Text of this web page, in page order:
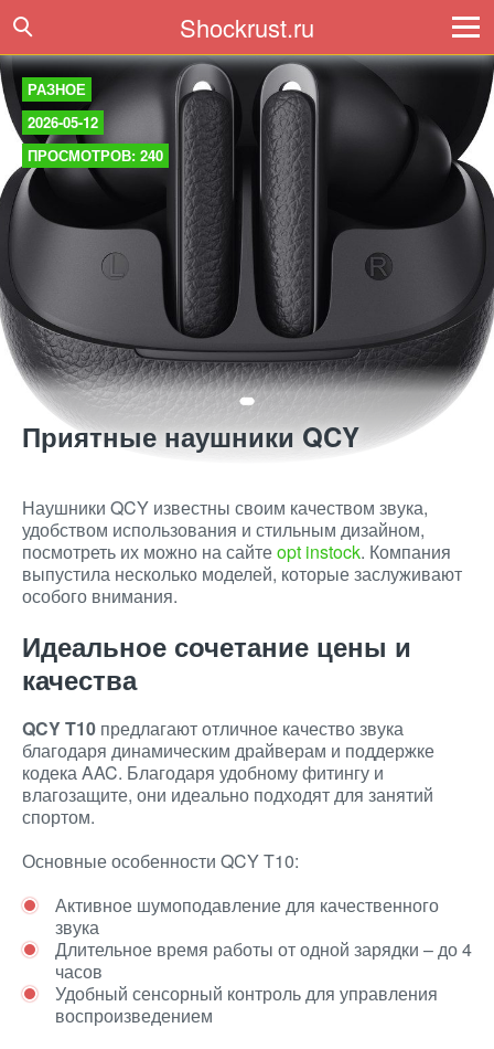
Shockrust.ru
РАЗНОЕ
2026-05-12
ПРОСМОТРОВ: 240
Приятные наушники QCY
Наушники QCY известны своим качеством звука,
удобством использования и стильным дизайном,
посмотреть их можно на сайтеopt instock. Компания
выпустила несколько моделей, которые заслуживают
особого внимания.
Идеальное сочетание цены и
качества
QCY T10 предлагают отличное качество звука
благодаря динамическим драйверам и поддержке
кодека AAC. Благодаря удобному фитингу и
влагозащите, они идеально подходят для занятий
спортом.
Основные особенности QCY T10:
Активное шумоподавление для качественного
звука
Длительное время работы от одной зарядки – до 4
часов
Удобный сенсорный контроль для управления
воспроизведением